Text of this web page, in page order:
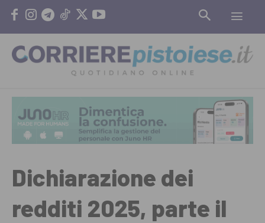
Dichiarazione dei
redditi 2025, parte il